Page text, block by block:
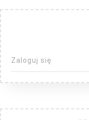
Zaloguj się